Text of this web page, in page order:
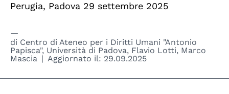
Perugia, Padova 29 settembre 2025
di Centro di Ateneo per i Diritti Umani "Antonio
Papisca", Università di Padova, Flavio Lotti, Marco
Mascia
Aggiornato il: 29.09.2025